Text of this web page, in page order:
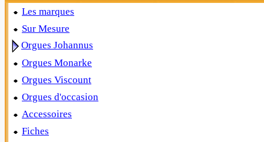
Les marques
Sur Mesure
Orgues Johannus
Orgues Monarke
Orgues Viscount
Orgues d'occasion
Accessoires
Fiches